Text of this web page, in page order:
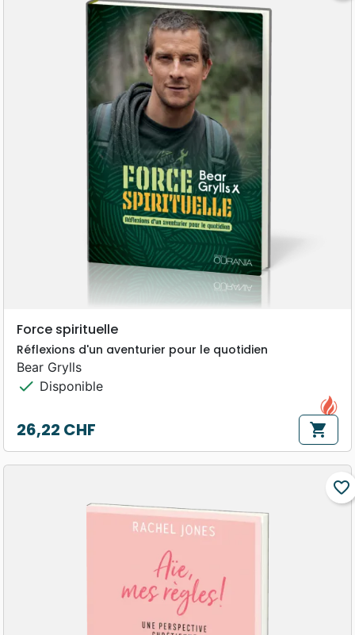
Force spirituelle
Réflexions d'un aventurier pour le quotidien
Bear Grylls
check Disponible
Prix
26,22 CHF shopping_cart
favorite_border